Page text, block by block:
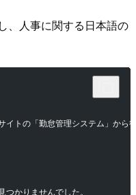
、人事に関する日本語の
イトの「勤怠管理システム」か
つかりませんでした。